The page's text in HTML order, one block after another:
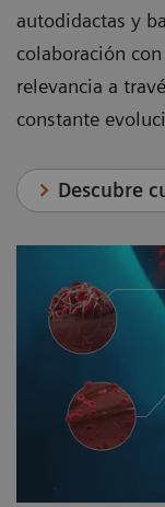
autodidactas y
colaboración
relevancia a
constante
Descubre